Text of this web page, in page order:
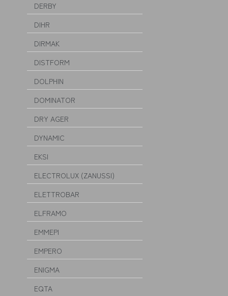
DERBY
DIHR
DIRMAK
DISTFORM
DOLPHIN
DOMINATOR
DRY AGER
DYNAMIC
EKSI
ELECTROLUX (ZANUSSI)
ELETTROBAR
ELFRAMO
EMMEPI
EMPERO
ENIGMA
EQTA